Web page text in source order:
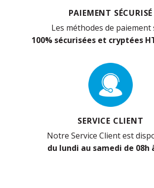
PAIEMENT SÉCURISÉ
Les méthodes de paiement
100% sécurisées et cryptées
SERVICE CLIENT
Notre Service Client est
du lundi au samedi de 08h